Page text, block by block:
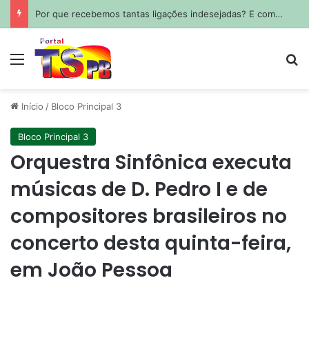
Por que recebemos tantas ligações indesejadas? E como evitar esse tipo de chamada?
Menu
Início / Bloco Principal 3
Bloco Principal 3
Orquestra Sinfônica executa
músicas de D. Pedro I e de
compositores brasileiros no
concerto desta quinta-feira,
em João Pessoa